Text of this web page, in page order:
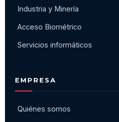
Industria y Minería
Acceso Biométrico
Servicios informáticos
EMPRESA
Quiénes somos